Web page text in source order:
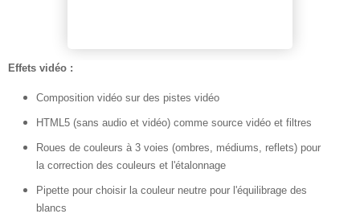
Effets vidéo :
Composition vidéo sur des pistes vidéo
HTML5 (sans audio et vidéo) comme source vidéo et filtres
Roues de couleurs à 3 voies (ombres, médiums, reflets) pour
la correction des couleurs et l'étalonnage
Pipette pour choisir la couleur neutre pour l'équilibrage des
blancs